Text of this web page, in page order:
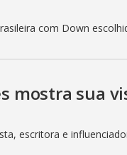
com Down
mostra sua
escritora e